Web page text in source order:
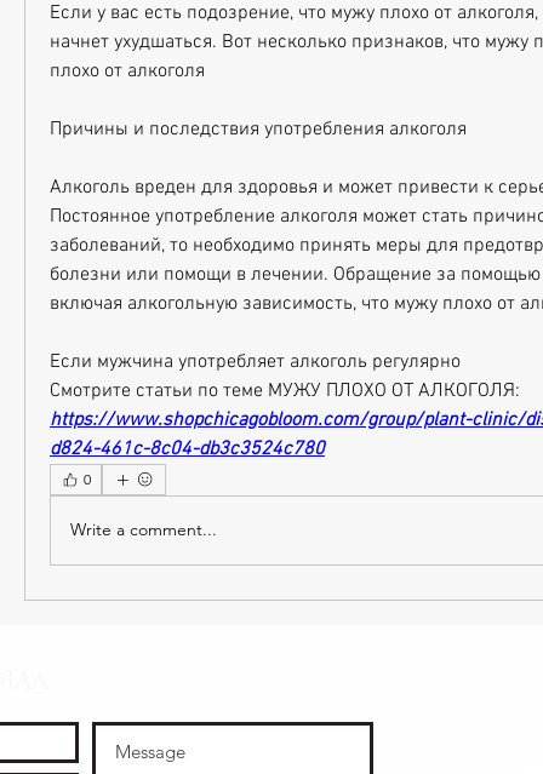
Если у вас есть подозрение, что мужу плохо от алкоголя,
начнет ухудшаться. Вот несколько признаков, что мужу
плохо от алкоголя
Причины и последствия употребления алкоголя
Алкоголь вреден для здоровья и может привести к
Постоянное употребление алкоголя может стать
заболеваний, то необходимо принять меры для
болезни или помощи в лечении. Обращение за помощью
включая алкогольную зависимость, что мужу плохо от
Если мужчина употребляет алкоголь регулярно
Смотрите статьи по теме МУЖУ ПЛОХО ОТ АЛКОГОЛЯ:
https://www.shopchicagobloom.com/group/plant-clinic/
d824-461c-8c04-db3c3524c780
0
Write a comment...